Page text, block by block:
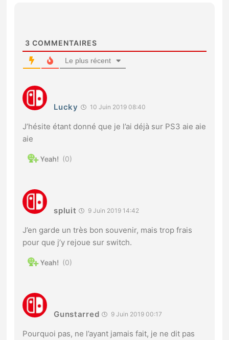
3 COMMENTAIRES
Le plus récent
Lucky 10 Juin 2019 08:40
J’hésite étant donné que je l’ai déjà sur PS3 aie aie
aie
0
spluit 9 Juin 2019 14:42
J’en garde un très bon souvenir, mais trop frais
pour que j’y rejoue sur switch.
0
Gunstarred 9 Juin 2019 00:17
Pourquoi pas, ne l’ayant jamais fait, je ne dit pas